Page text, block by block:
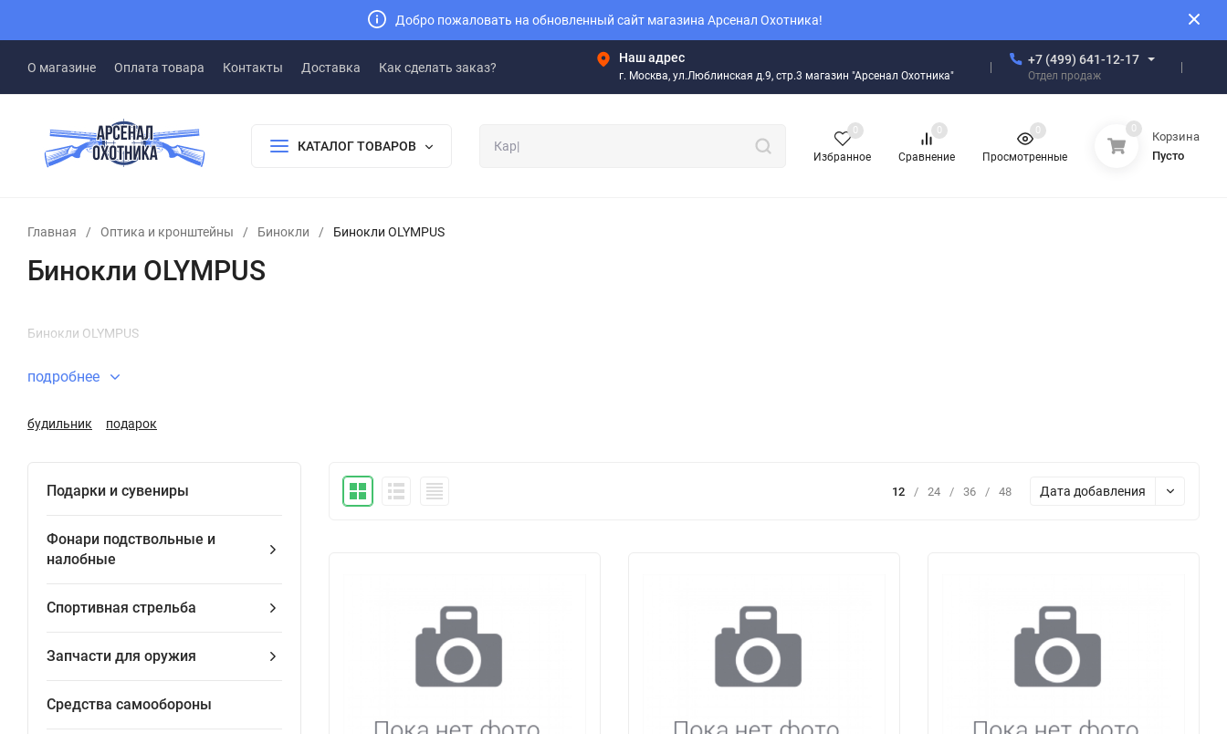
Добро пожаловать на обновленный сайт магазина Арсенал Охотника!
О магазине Оплата товара Контакты Доставка Как сделать заказ?
Наш адрес
г. Москва, ул.Люблинская д.9, стр.3 магазин "Арсенал Охотника"
+7 (499) 641-12-17
Отдел продаж
КАТАЛОГ ТОВАРОВ
Избранное
0
Сравнение
0
Просмотренные
0 0
Корзина
Пусто
Главная / Оптика и кронштейны / Бинокли / Бинокли OLYMPUS
Бинокли OLYMPUS
Бинокли OLYMPUS
подробнее
будильник подарок
Подарки и сувениры
Фонари подствольные и
налобные
Спортивная стрельба
Запчасти для оружия
Средства самообороны
12 / 24 / 36 / 48 Дата добавления